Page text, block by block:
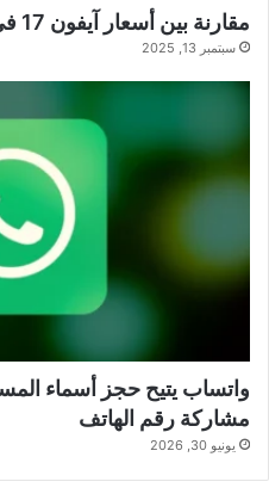
مقارنة بين أسعار آيفون 17 في جميع الدول العربية
سبتمبر 13, 2025
واتساب يتيح حجز أسماء
مشاركة رقم الهاتف
يونيو 30, 2026